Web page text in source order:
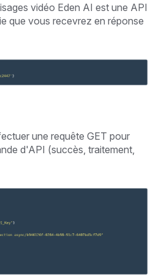
vidéo Eden AI est une API
que vous recevrez en réponse
une requête GET pour
d'API (succès, traitement,